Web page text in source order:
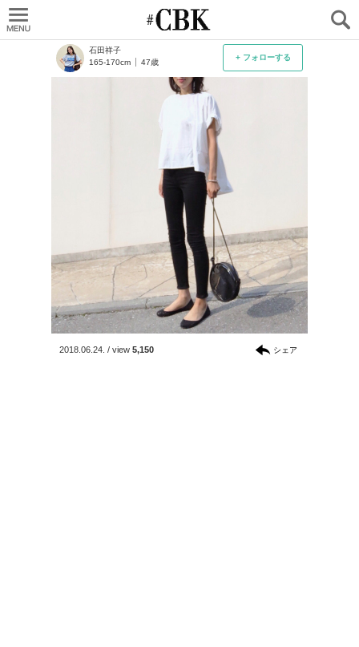
+ フォローする
石田祥子
165-170cm
47歳
2018.06.24. / view 5,150 シェア